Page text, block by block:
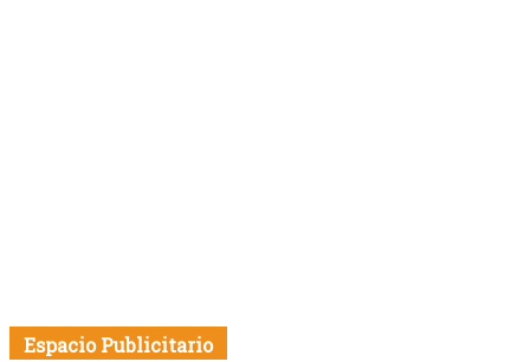
Espacio Publicitario